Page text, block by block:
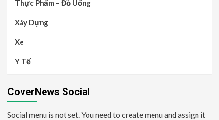
Thực Phẩm – Đồ Uống
Xây Dựng
Xe
Y Tế
CoverNews Social
Social menu is not set. You need to create menu and assign it